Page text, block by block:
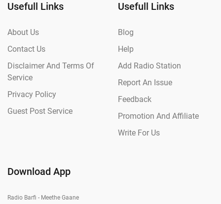
Usefull Links
About Us
Contact Us
Disclaimer And Terms Of
Service
Privacy Policy
Guest Post Service
Usefull Links
Blog
Help
Add Radio Station
Report An Issue
Feedback
Promotion And Affiliate
Write For Us
Download App
Radio Barfi - Meethe Gaane